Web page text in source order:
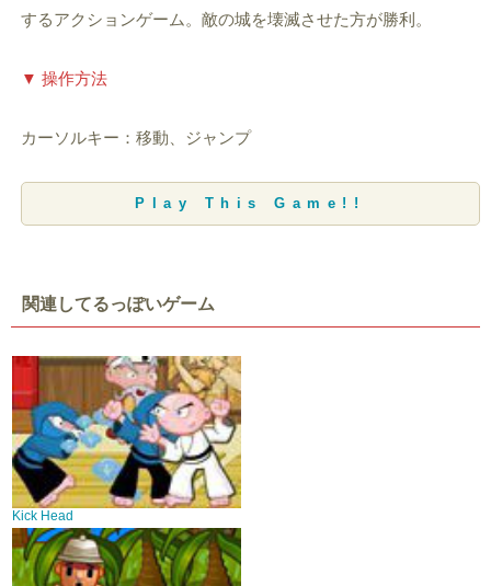
するアクションゲーム。敵の城を壊滅させた方が勝利。
▼ 操作方法
カーソルキー：移動、ジャンプ
Play This Game!!
関連してるっぽいゲーム
Kick Head